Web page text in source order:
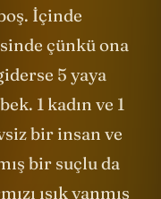
yine biraz
İçinde
çünkü ona
5 yaya
1 kadın ve 1
bir insan ve
bir suçlu da